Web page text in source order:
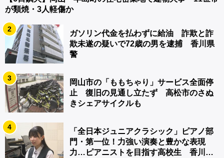
が類焼・3人軽傷か
2
ガソリン代金を払わずに給油 詐欺と詐
欺未遂の疑いで72歳の男を逮捕 香川県
警
3
岡山市の「ももちゃり」サービス全面停
止 復旧の見通し立たず 高松市のさぬ
きシェアサイクルも
4
「全日本ジュニアクラシック」ピアノ部
門・第一位！力強い演奏と豊かな表現
力…ピアニストを目指す高校生 香川